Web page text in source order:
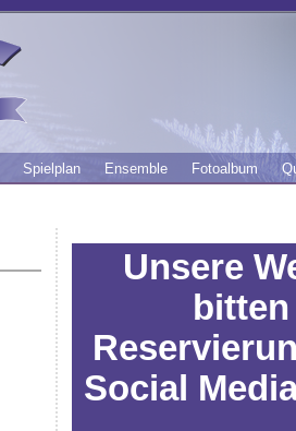
Spielplan Ensemble Fotoalbum
Unsere
Social